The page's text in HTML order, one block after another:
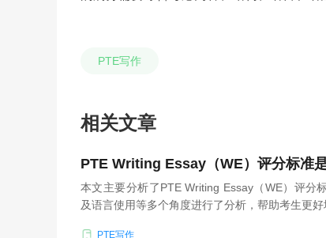
PTE写作
相关文章
PTE Writing Essay（WE）评分标准
本文主要分析了PTE Writing Essay（WE）评分
及语言使用等多个角度进行了分析，帮助考生更
PTE写作